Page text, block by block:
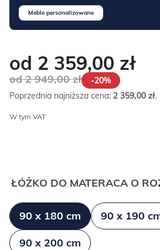
Meble personalizowane
od 2 359,00 zł
od 2 949,00zł
-20%
Poprzednia najniższa cena: 2 359,00 zł.
W tym VAT
ŁÓŻKO DO MATERACA O
90 x 180 cm
90 x 190
90 x 200 cm